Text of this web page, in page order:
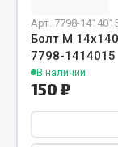
Camozzi
Адаптеры и
Тройники
Трубки, муфты,
Угольники
Фитинги
Арт. 7798-
Болт М
7798-1414015
В наличии
150 ₽